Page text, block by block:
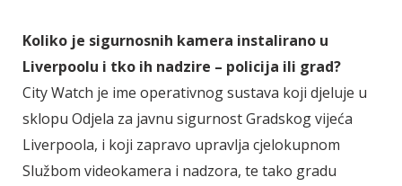
Koliko je sigurnosnih kamera instalirano u
Liverpoolu i tko ih nadzire – policija ili grad?
City Watch je ime operativnog sustava koji djeluje u
sklopu Odjela za javnu sigurnost Gradskog vijeća
Liverpoola, i koji zapravo upravlja cjelokupnom
Službom videokamera i nadzora, te tako gradu